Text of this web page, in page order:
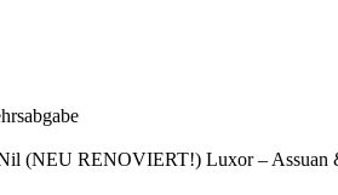
(NEU RENOVIERT!) Luxor – Assuan